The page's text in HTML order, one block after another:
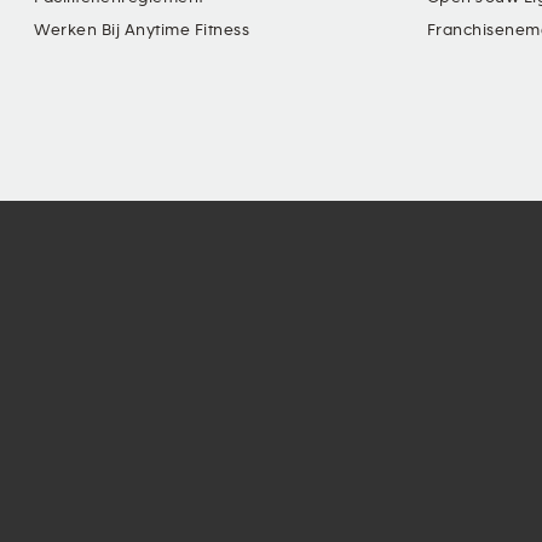
Werken Bij Anytime Fitness